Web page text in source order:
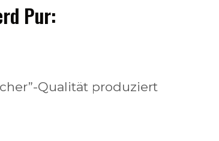
Pur:
Qualität produziert